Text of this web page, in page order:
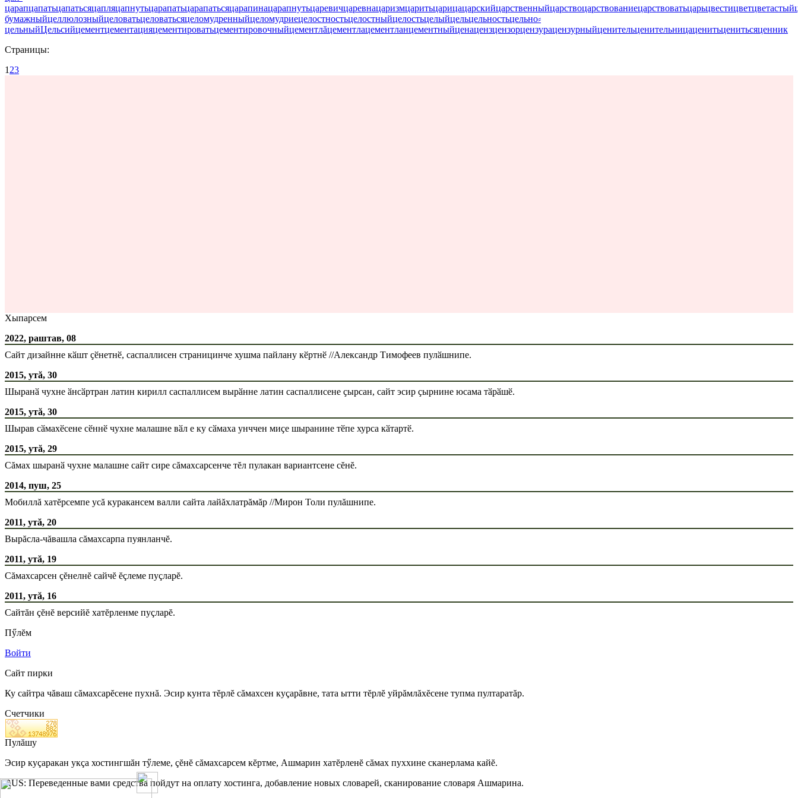
царапцапатьцапатьсяцапляцапнутьцарапатьцарапатьсяцарапинацарапнутьцаревичцаревнацаризмцаритьцарицацарскийцарственныйцарствоцарствованиецарствоватьцарьцвестицветцветастый
бумажныйцеллюлозныйцеловатьцеловатьсяцеломудренныйцеломудриецелостностьцелостныйцелостьцелыйцельцельностьцельно⸗
цельныйЦельсийцементцементацияцементироватьцементировочныйцементлăцементлацементланцементныйценацензцензорцензурацензурныйценительценительницаценитьценитьсяценник
Страницы:
1 23
Хыпарсем
2022, раштав, 08
Сайт дизайнне кӑшт ҫӗнетнӗ, саспаллисен страницинче хушма пайлану кӗртнӗ //Александр Тимофеев пулӑшнипе.
2015, утă, 30
Шыранӑ чухне ӑнсӑртран латин кирилл саспаллисем вырӑнне латин саспаллисене ҫырсан, сайт эсир ҫырнине юсама тӑрӑшӗ.
2015, утă, 30
Шырав сӑмахӗсене сӗннӗ чухне малашне вӑл е ку сӑмаха унччен миҫе шыранине тӗпе хурса кӑтартӗ.
2015, утă, 29
Сăмах шыранӑ чухне малашне сайт сире сăмахсарсенче тĕл пулакан вариантсене сĕнĕ.
2014, пуш, 25
Мобиллă хатĕрсемпе усă куракансем валли сайта лайăхлатрăмăр //Мирон Толи пулăшнипе.
2011, утă, 20
Вырăсла-чăвашла сăмахсарпа пуянланчĕ.
2011, утă, 19
Сăмахсарсен çĕнелнĕ сайчĕ ĕçлеме пуçларĕ.
2011, утă, 16
Сайтăн çĕнĕ версийĕ хатĕрленме пуçларĕ.
Пӳлĕм
Войти
Сайт пирки
Ку сайтра чăваш сăмахсарĕсене пухнă. Эсир кунта тĕрлĕ сăмахсен куçарăвне, тата ытти тĕрлĕ уйрăмлăхĕсене тупма пултаратăр.
Счетчики
Пулăшу
Эсир куçаракан укçа хостингшăн тӳлеме, çĕнĕ сăмахсарсем кĕртме, Ашмарин хатĕрленĕ сăмах пуххине сканерлама кайĕ.
RUS: Переведенные вами средства пойдут на оплату хостинга, добавление новых словарей, сканирование словаря Ашмарина.